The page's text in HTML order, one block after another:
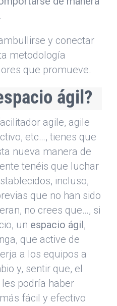
y conectar
metodología
que promueve.
ágil?
agile, agile
etc…, tienes que
nueva manera de
tenéis que luchar
incluso,
que no han sido
no crees que…, si
un espacio ágil,
que active de
a los equipos a
y, sentir que, el
podría haber
fácil y efectivo